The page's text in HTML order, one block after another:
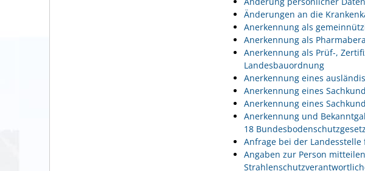
Änderungen an die
Anerkennung als
Anerkennung als
Anerkennung als Prüf-,
Landesbauordnung
Anerkennung eines
Anerkennung eines
Anerkennung eines
Anerkennung und
18 Bundesbodenschutzgesetz
Anfrage bei der
Angaben zur Person